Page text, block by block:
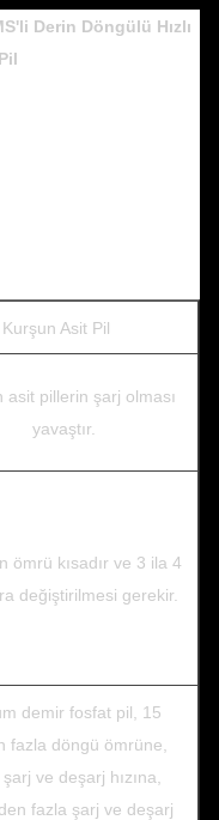
Derin Döngülü Hızlı
Asit Pil
asit pillerin şarj olması
yavaştır.
ömrü kısadır ve 3 ila 4
değiştirilmesi gerekir.
demir fosfat pil, 15
fazla döngü ömrüne,
şarj ve deşarj hızına,
fazla şarj ve deşarj